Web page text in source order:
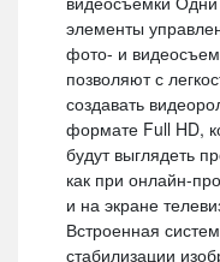
элементы
фото- и
позволяют с
создавать
формате Full HD,
будут выглядеть
как при онлайн-
и на экране
Встроенная
стабилизации